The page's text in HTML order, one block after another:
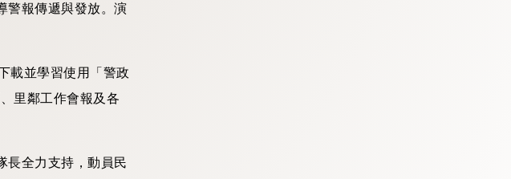
警報傳遞與發放。演
載並學習使用「警政
里鄰工作會報及各
長全力支持，動員民